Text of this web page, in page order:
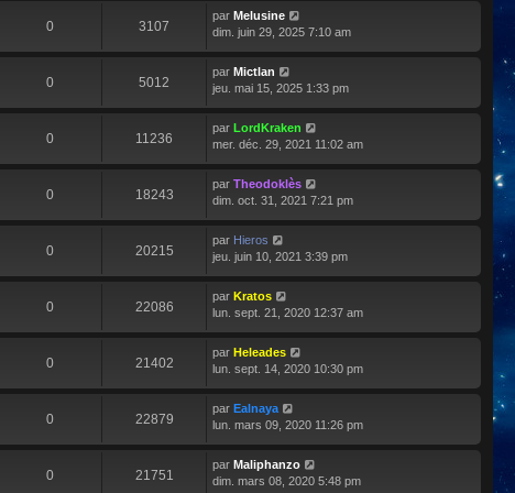
0 3107
par Melusine
dim. juin 29, 2025 7:10 am
0 5012
par Mictlan
jeu. mai 15, 2025 1:33 pm
0 11236
par LordKraken
mer. déc. 29, 2021 11:02 am
0 18243
par Theodoklès
dim. oct. 31, 2021 7:21 pm
0 20215
par Hieros
jeu. juin 10, 2021 3:39 pm
0 22086
par Kratos
lun. sept. 21, 2020 12:37 am
0 21402
par Heleades
lun. sept. 14, 2020 10:30 pm
0 22879
par Ealnaya
lun. mars 09, 2020 11:26 pm
0 21751
par Maliphanzo
dim. mars 08, 2020 5:48 pm